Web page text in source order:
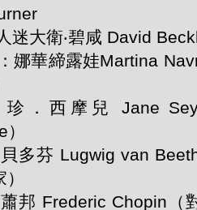
迷大衛‧碧咸 David
娜華締露娃Martina
．西摩兒 Jane
多芬 Lugwig van
邦 Frederic Chopin（